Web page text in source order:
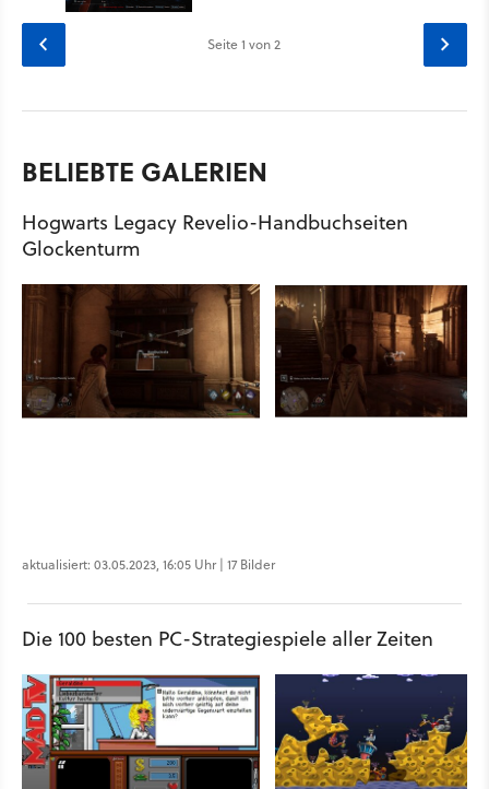
Seite1 von 2
BELIEBTE GALERIEN
Hogwarts Legacy Revelio-Handbuchseiten
Glockenturm
aktualisiert: 03.05.2023, 16:05 Uhr | 17 Bilder
Die 100 besten PC-Strategiespiele aller Zeiten